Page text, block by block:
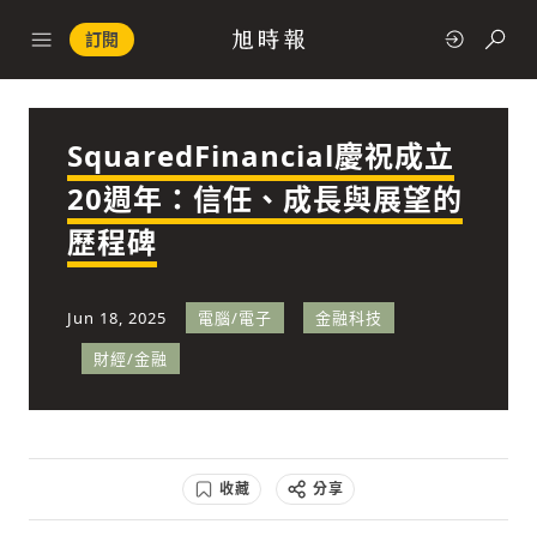
訂閱
快速連結
政治
經濟
科技
SquaredFinancial慶祝成立
20週年：信任、成長與展望的
歷程碑
Jun 18, 2025 電腦/電子
金融科技
財經/金融
收藏 分享